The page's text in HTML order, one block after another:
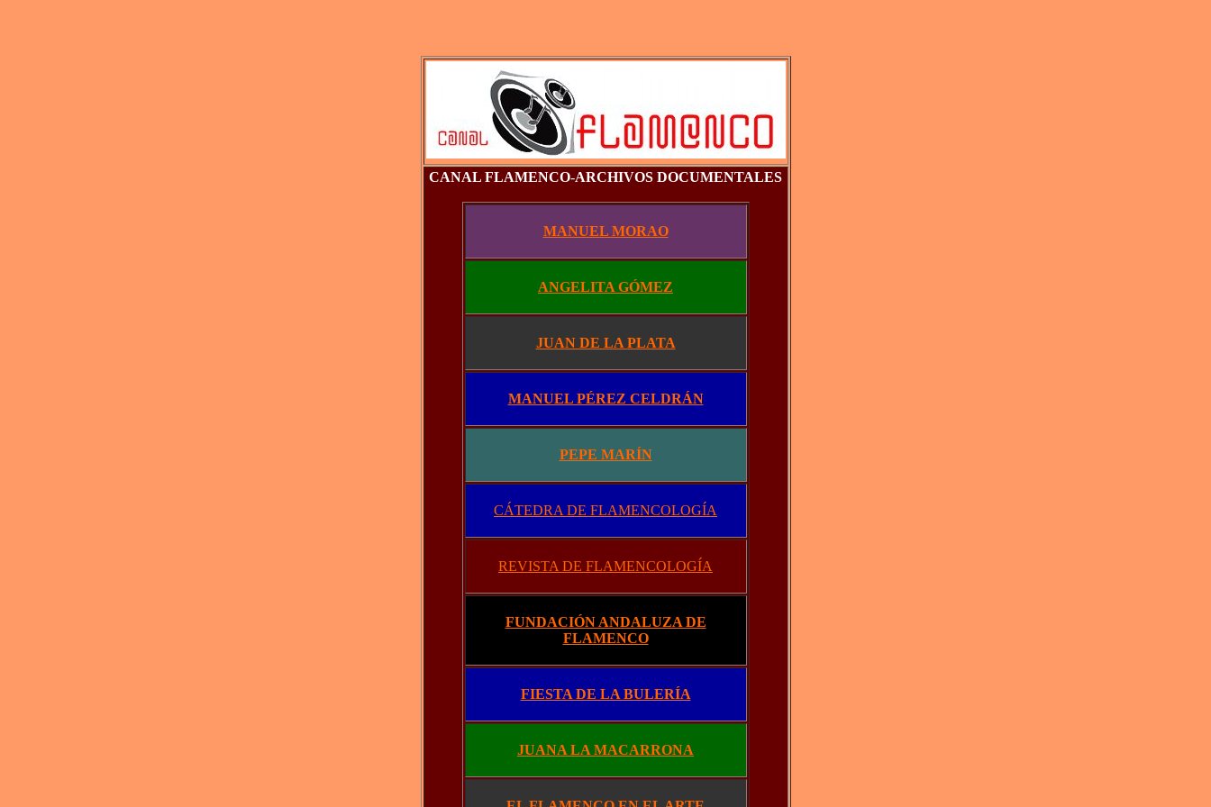
CANAL FLAMENCO-ARCHIVOS DOCUMENTALES
MANUEL MORAO
ANGELITA GÓMEZ
JUAN DE LA PLATA
MANUEL PÉREZ CELDRÁN
PEPE MARÍN
CÁTEDRA DE FLAMENCOLOGÍA
REVISTA DE FLAMENCOLOGÍA
FUNDACIÓN ANDALUZA DE
FLAMENCO
FIESTA DE LA BULERÍA
JUANA LA MACARRONA